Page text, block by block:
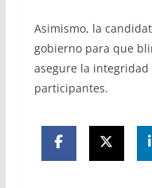
Asimismo, la
gobierno para que
asegure la
participantes.